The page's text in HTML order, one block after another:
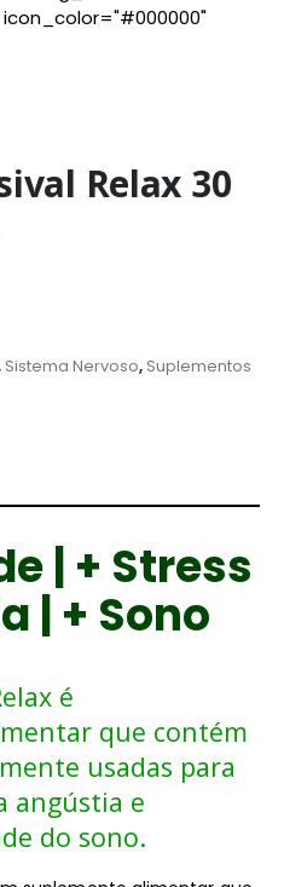
Relax 30
Sistema Nervoso, Suplementos
| + Stress
| + Sono
é
que contém
usadas para
angústia e
do sono.